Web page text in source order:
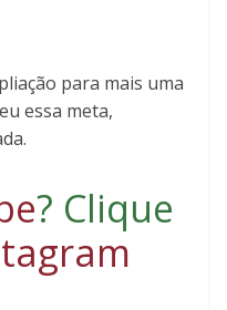
para mais uma
essa meta,
? Clique